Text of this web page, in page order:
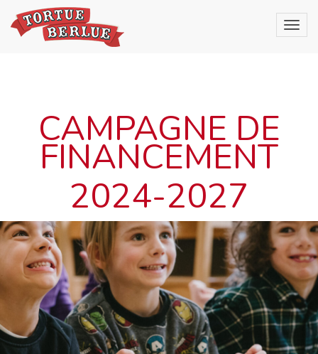
CAMPAGNE DE
FINANCEMENT
2024-2027
EXCITATION